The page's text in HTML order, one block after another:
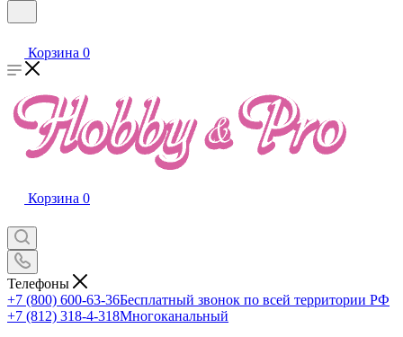
Корзина 0
Корзина 0
Телефоны
+7 (800) 600-63-36Бесплатный звонок по всей территории РФ
+7 (812) 318-4-318Многоканальный